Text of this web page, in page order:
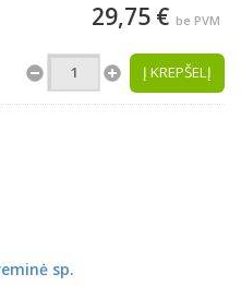
29,75 € be PVM
Į KREPŠELĮ
sp.